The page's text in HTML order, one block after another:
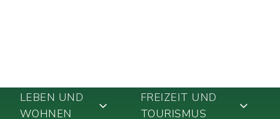
LEBEN UND
WOHNEN
FREIZEIT UND
TOURISMUS